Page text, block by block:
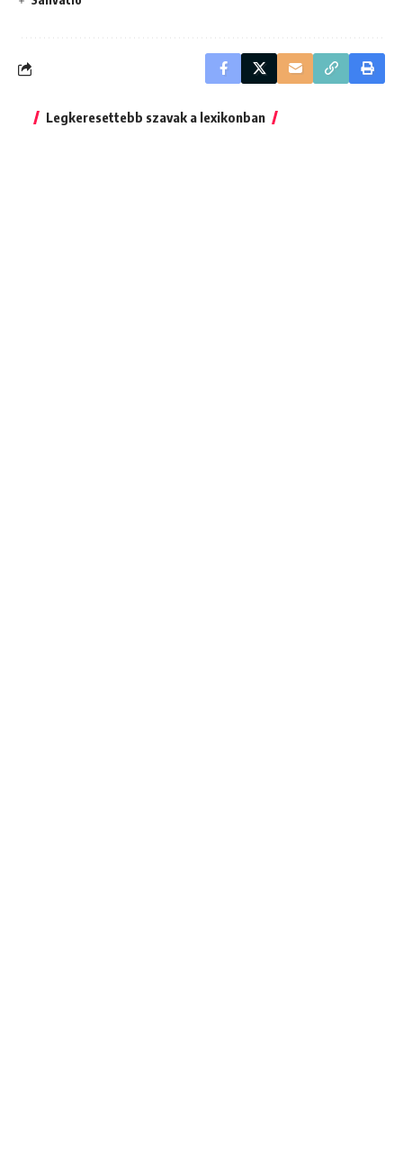
Legkeresettebb szavak a lexikonban